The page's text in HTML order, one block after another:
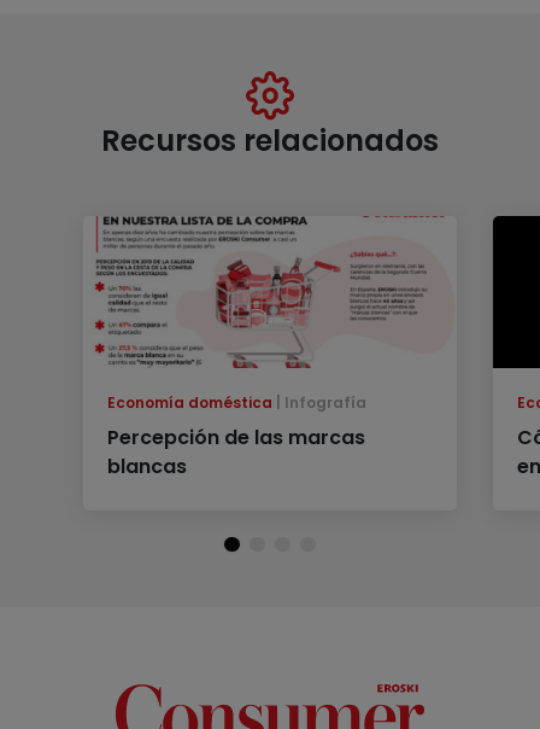
Recursos relacionados
Economía doméstica Infografía
Percepción de las marcas
blancas